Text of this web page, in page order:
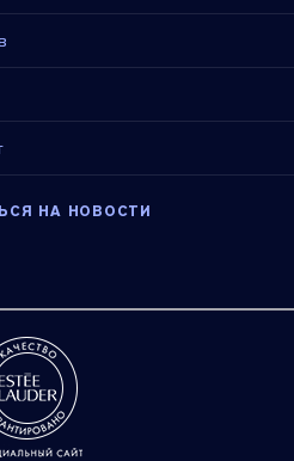
НА НОВОСТИ